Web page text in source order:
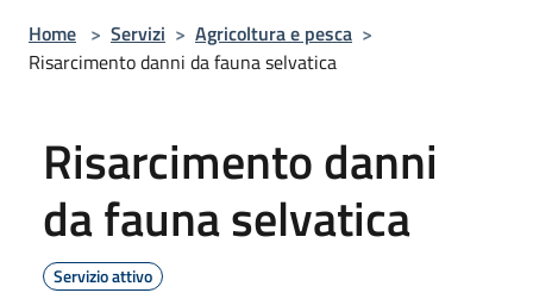
Home > Servizi > Agricoltura e pesca >
Risarcimento danni da fauna selvatica
Risarcimento danni
da fauna selvatica
Servizio attivo